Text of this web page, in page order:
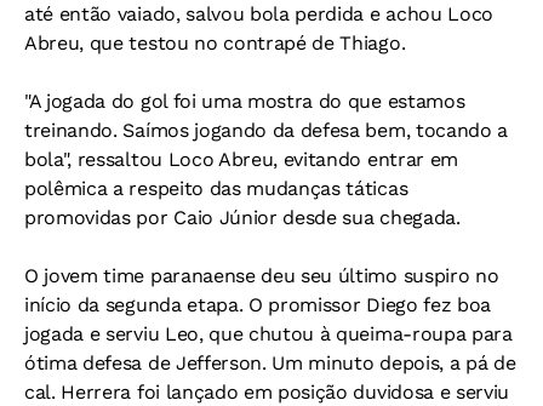
até então vaiado, salvou bola perdida e achou Loco
Abreu, que testou no contrapé de Thiago.
"A jogada do gol foi uma mostra do que estamos
treinando. Saímos jogando da defesa bem, tocando a
bola", ressaltou Loco Abreu, evitando entrar em
polêmica a respeito das mudanças táticas
promovidas por Caio Júnior desde sua chegada.
O jovem time paranaense deu seu último suspiro no
início da segunda etapa. O promissor Diego fez boa
jogada e serviu Leo, que chutou à queima-roupa para
ótima defesa de Jefferson. Um minuto depois, a pá de
cal. Herrera foi lançado em posição duvidosa e serviu